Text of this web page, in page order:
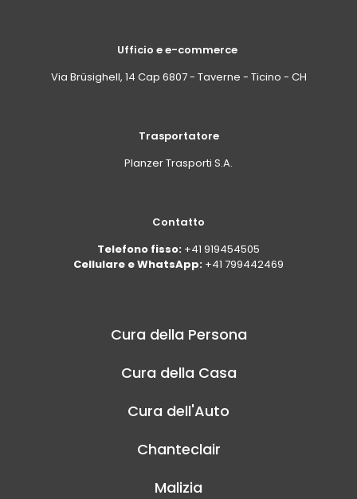
Ufficio e e-commerce
Via Brüsighell, 14 Cap 6807 - Taverne - Ticino - CH
Trasportatore
Planzer Trasporti S.A.
Contatto
Telefono fisso: +41 919454505
Cellulare e WhatsApp: +41 799442469
Cura della Persona
Cura della Casa
Cura dell'Auto
Chanteclair
Malizia